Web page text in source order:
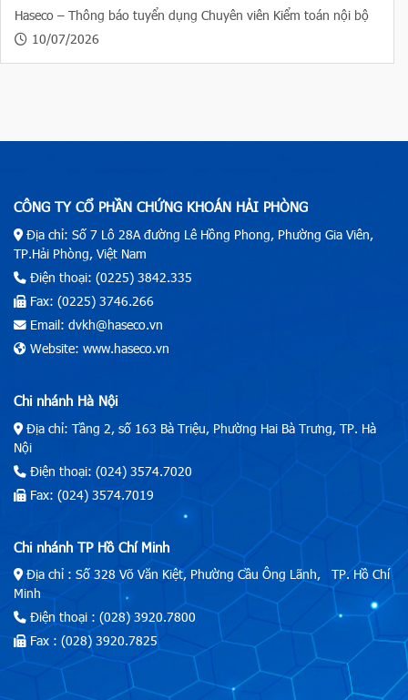
Haseco – Thông báo tuyển dụng Chuyên viên Kiểm toán nội bộ
10/07/2026
CÔNG TY CỔ PHẦN CHỨNG KHOÁN HẢI PHÒNG
Địa chỉ: Số 7 Lô 28A đường Lê Hồng Phong, Phường Gia Viên,
TP.Hải Phòng, Việt Nam
Điện thoại: (0225) 3842.335
Fax: (0225) 3746.266
Email: dvkh@haseco.vn
Website: www.haseco.vn
Chi nhánh Hà Nội
Địa chỉ: Tầng 2, số 163 Bà Triệu, Phường Hai Bà Trưng, TP. Hà
Nội
Điện thoại: (024) 3574.7020
Fax: (024) 3574.7019
Chi nhánh TP Hồ Chí Minh
Địa chỉ : Số 328 Võ Văn Kiệt, Phường Cầu Ông Lãnh, TP. Hồ Chí
Minh
Điện thoại : (028) 3920.7800
Fax : (028) 3920.7825